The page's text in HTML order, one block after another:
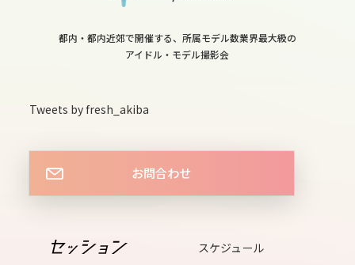
thu
fri
13
sat
sun
都内・都内近郊で開催する、所属モデル数業界最大級の
アイドル・モデル撮影会
Tweets by fresh_akiba
お問合わせ
スケジュール